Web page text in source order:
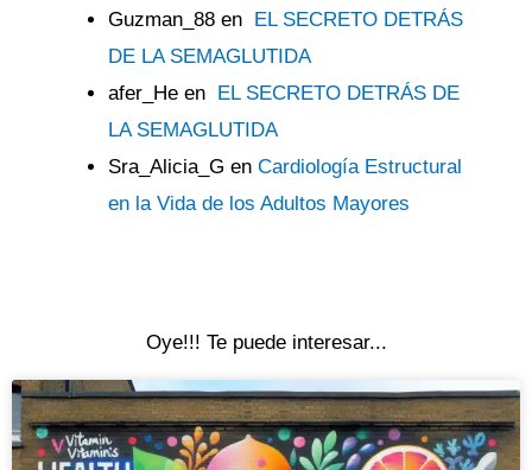
Guzman_88 en EL SECRETO DETRÁS
DE LA SEMAGLUTIDA
afer_He en EL SECRETO DETRÁS DE
LA SEMAGLUTIDA
Sra_Alicia_G en Cardiología Estructural
en la Vida de los Adultos Mayores
Oye!!! Te puede interesar...